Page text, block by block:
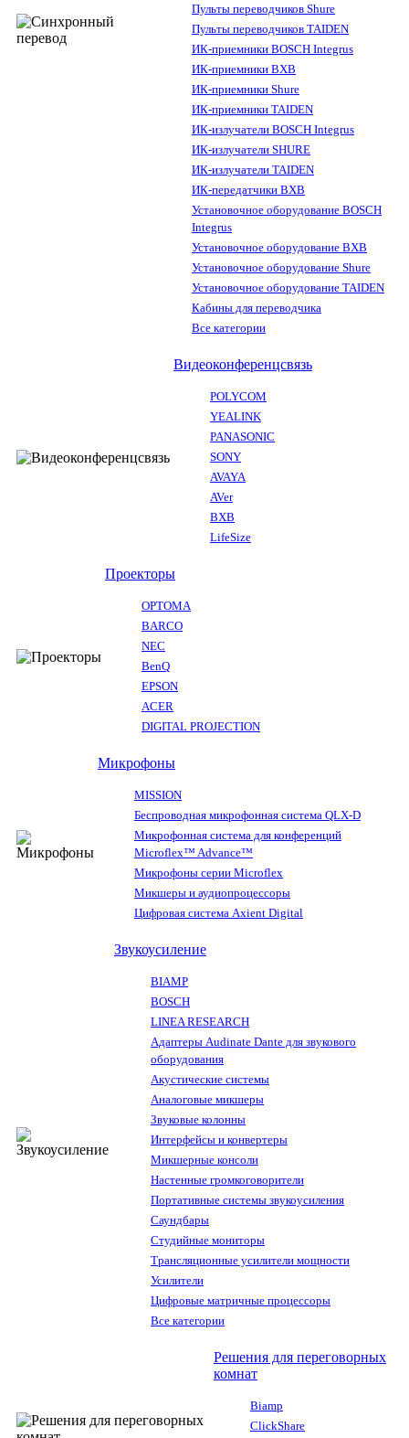
Пульты переводчиков Shure
Пульты переводчиков TAIDEN
ИК-приемники BOSCH Integrus
ИК-приемники BXB
ИК-приемники Shure
ИК-приемники TAIDEN
ИК-излучатели BOSCH Integrus
ИК-излучатели SHURE
ИК-излучатели TAIDEN
ИК-передатчики BXB
Установочное оборудование BOSCH
Integrus
Установочное оборудование BXB
Установочное оборудование Shure
Установочное оборудование TAIDEN
Кабины для переводчика
Все категории
Видеоконференцсвязь
POLYCOM
YEALINK
PANASONIC
SONY
AVAYA
AVer
BXB
LifeSize
Проекторы
OPTOMA
BARCO
NEC
BenQ
EPSON
ACER
DIGITAL PROJECTION
Микрофоны
MISSION
Беспроводная микрофонная система QLX-D
Микрофонная система для конференций
Microflex™ Advance™
Микрофоны серии Microflex
Микшеры и аудиопроцессоры
Цифровая система Axient Digital
Звукоусиление
BIAMP
BOSCH
LINEA RESEARCH
Адаптеры Audinate Dante для звукового
оборудования
Акустические системы
Аналоговые микшеры
Звуковые колонны
Интерфейсы и конвертеры
Микшерные консоли
Настенные громкоговорители
Портативные системы звукоусиления
Саундбары
Студийные мониторы
Трансляционные усилители мощности
Усилители
Цифровые матричные процессоры
Все категории
Решения для переговорных
комнат
Biamp
ClickShare